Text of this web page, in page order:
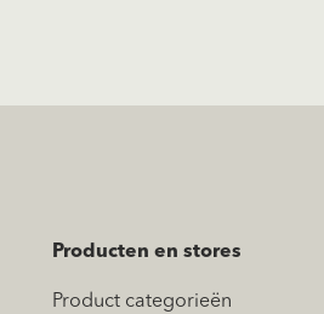
Producten en stores
Product categorieën